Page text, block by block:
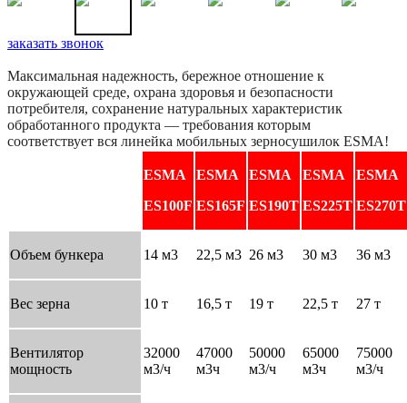
заказать звонок
Максимальная надежность, бережное отношение к
окружающей среде, охрана здоровья и безопасности
потребителя, сохранение натуральных характеристик
обработанного продукта — требования которым
соответствует вся линейка мобильных зерносушилок ESMA!
ESMA
ES100F
ESMA
ES165F
ESMA
ES190T
ESMA
ES225T
ESMA
ES270T
Объем бункера 14 м3 22,5 м3 26 м3 30 м3 36 м3
Вес зерна 10 т 16,5 т 19 т 22,5 т 27 т
Вентилятор
мощность
32000
м3/ч
47000
м3ч
50000
м3/ч
65000
м3ч
75000
м3/ч